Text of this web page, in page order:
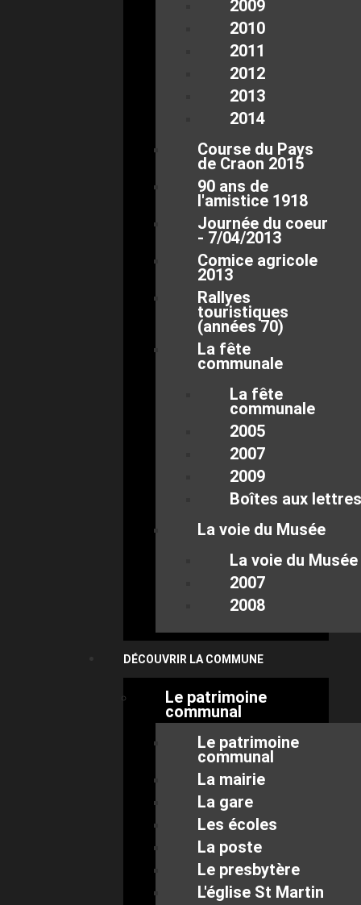
2009
2010
2011
2012
2013
2014
Course du Pays
de Craon 2015
90 ans de
l'amistice 1918
Journée du coeur
- 7/04/2013
Comice agricole
2013
Rallyes
touristiques
(années 70)
La fête
communale
La fête
communale
2005
2007
2009
Boîtes aux lettres
La voie du Musée
La voie du Musée
2007
2008
DÉCOUVRIR LA COMMUNE
Le patrimoine
communal
Le patrimoine
communal
La mairie
La gare
Les écoles
La poste
Le presbytère
L'église St Martin